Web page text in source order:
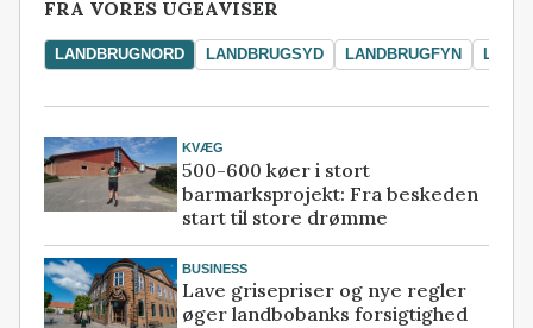
FRA VORES UGEAVISER
LANDBRUGNORD LANDBRUGSYD LANDBRUGFYN
KVÆG
500-600 køer i stort
barmarksprojekt: Fra beskeden
start til store drømme
BUSINESS
Lave grisepriser og nye regler
øger landbobanks forsigtighed